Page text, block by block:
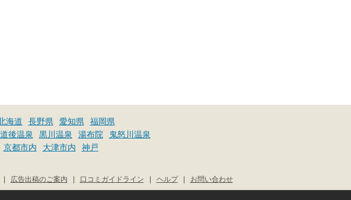
海道 長野県 愛知県 福岡県
道後温泉 黒川温泉 湯布院 鬼怒川温泉
京都市内 大津市内 神戸
お問い合わせ
|
ヘルプ
|
口コミガイドライン
|
広告出稿のご案内
|